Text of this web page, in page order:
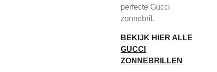
perfecte Gucci
zonnebril.
BEKIJK HIER ALLE
GUCCI
ZONNEBRILLEN